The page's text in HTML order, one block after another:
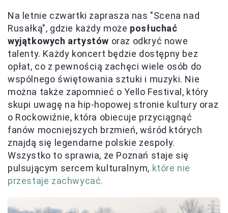
Na letnie czwartki zaprasza nas "Scena nad
Rusałką", gdzie każdy może posłuchać
wyjątkowych artystów oraz odkryć nowe
talenty. Każdy koncert będzie dostępny bez
opłat, co z pewnością zachęci wiele osób do
wspólnego świętowania sztuki i muzyki. Nie
można także zapomnieć o Yello Festival, który
skupi uwagę na hip-hopowej stronie kultury oraz
o Rockowiźnie, która obiecuje przyciągnąć
fanów mocniejszych brzmień, wśród których
znajdą się legendarne polskie zespoły.
Wszystko to sprawia, że Poznań staje się
pulsującym sercem kulturalnym, które nie
przestaje zachwycać.